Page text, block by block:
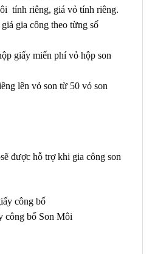
tính riêng, giá vỏ tính riêng.
gia công theo từng số
giấy miến phí vỏ hộp son
lên vỏ son từ 50 vỏ son
được hỗ trợ khi gia công son
công bố Son Môi